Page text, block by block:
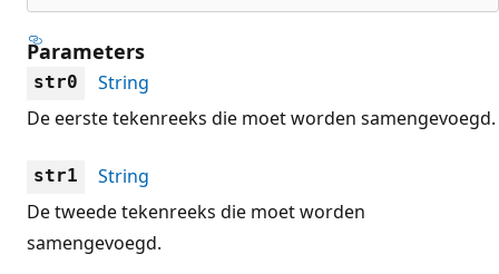
Parameters
str0
String
De eerste tekenreeks die moet worden samengevoegd.
str1
String
De tweede tekenreeks die moet worden
samengevoegd.